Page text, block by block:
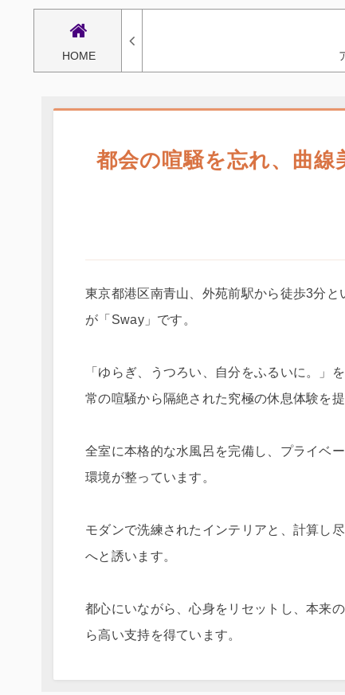
HOME
都会の喧騒を忘れ、曲
東京都港区南青山、外苑前駅から徒歩3分
が「Sway」です。
「ゆらぎ、うつろい、自分をふるいに。」
常の喧騒から隔絶された究極の休息体験を提
全室に本格的な水風呂を完備し、プライベ
環境が整っています。
モダンで洗練されたインテリアと、計算し
へと誘います。
都心にいながら、心身をリセットし、本来
ら高い支持を得ています。